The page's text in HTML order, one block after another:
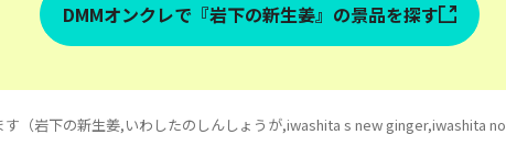
DMMオンクレで『岩下の新生姜』の景品を探す
（岩下の新生姜,いわしたのしんしょうが,iwashita s new ginger,iwashita